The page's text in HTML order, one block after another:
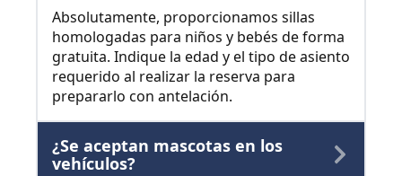
Absolutamente, proporcionamos sillas
homologadas para niños y bebés de forma
gratuita. Indique la edad y el tipo de asiento
requerido al realizar la reserva para
prepararlo con antelación.
¿Se aceptan mascotas en los
vehículos?